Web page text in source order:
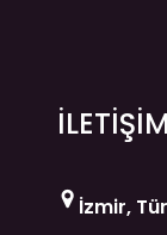
İLETİŞİM
İzmir,